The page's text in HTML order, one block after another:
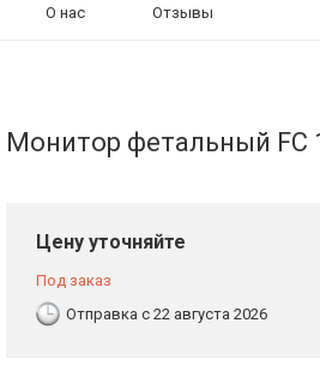
О нас Отзывы
Монитор фетальный FC
Цену уточняйте
Под заказ
Отправка с 22 августа 2026